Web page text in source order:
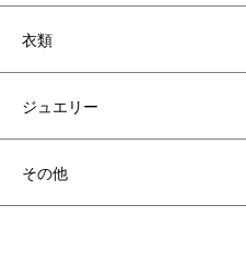
衣類
ジュエリー
その他